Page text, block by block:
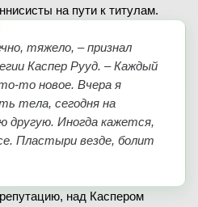
на пути к титулам.
тяжело, – признал
Каспер Рууд. – Каждый
то новое. Вчера я
тела, сегодня на
другую. Иногда кажется,
Пластыри везде, болит
над Каспером